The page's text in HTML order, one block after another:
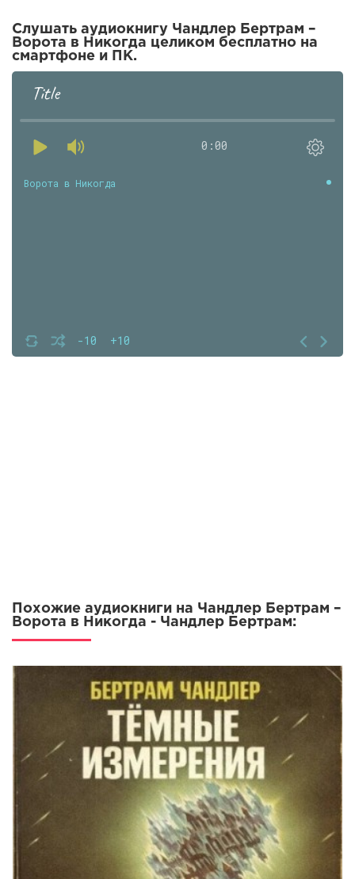
Слушать аудиокнигу Чандлер Бертрам –
Ворота в Никогда целиком бесплатно на
смартфоне и ПК.
Title
0:00
-10 +10
Ворота в Никогда
Похожие аудиокниги на Чандлер Бертрам –
Ворота в Никогда - Чандлер Бертрам: